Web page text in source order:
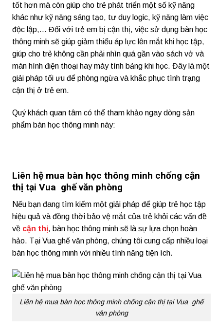
tốt hơn mà còn giúp cho trẻ phát triển một số kỹ năng
khác như kỹ năng sáng tạo, tư duy logic, kỹ năng làm việc
độc lập,… Đối với trẻ em bị cận thị, việc sử dụng bàn học
thông minh sẽ giúp giảm thiểu áp lực lên mắt khi học tập,
giúp cho trẻ không cần phải nhìn quá gần vào sách vở và
màn hình điện thoại hay máy tính bảng khi học. Đây là một
giải pháp tối ưu để phòng ngừa và khắc phục tình trạng
cận thị ở trẻ em.
Quý khách quan tâm có thể tham khảo ngay dòng sản
phẩm bàn học thông minh này:
Liên hệ mua bàn học thông minh chống cận
thị tại Vua ghế văn phòng
Nếu bạn đang tìm kiếm một giải pháp để giúp trẻ học tập
hiệu quả và đồng thời bảo vệ mắt của trẻ khỏi các vấn đề
về cận thị, bàn học thông minh sẽ là sự lựa chọn hoàn
hảo. Tại Vua ghế văn phòng, chúng tôi cung cấp nhiều loại
bàn học thông minh với nhiều tính năng tiện ích.
Liên hệ mua bàn học thông minh chống cận thị tại Vua ghế
văn phòng